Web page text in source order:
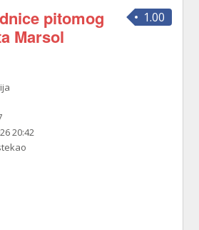
1.00
pitomog
Marsol
20:42